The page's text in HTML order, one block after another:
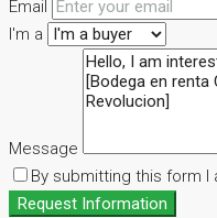
Email
I'm a
Message
By submitting this form I
Request Information